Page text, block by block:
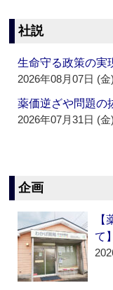
社説
生命守る政策の実
2026年08月07日 (金)
薬価逆ざや問題の
2026年07月31日 (金)
企画
て